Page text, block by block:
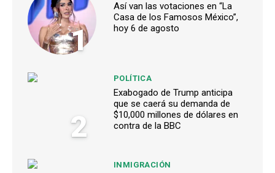
1
Así van las votaciones en “La
Casa de los Famosos México”,
hoy 6 de agosto
2
POLÍTICA
Exabogado de Trump anticipa
que se caerá su demanda de
$10,000 millones de dólares en
contra de la BBC
INMIGRACIÓN